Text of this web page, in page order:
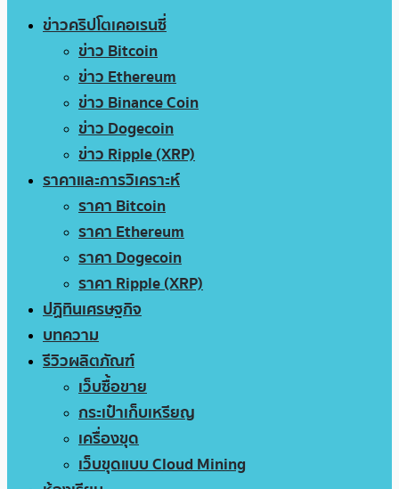
ข่าวคริปโตเคอเรนซี่
ข่าว Bitcoin
ข่าว Ethereum
ข่าว Binance Coin
ข่าว Dogecoin
ข่าว Ripple (XRP)
ราคาและการวิเคราะห์
ราคา Bitcoin
ราคา Ethereum
ราคา Dogecoin
ราคา Ripple (XRP)
ปฏิทินเศรษฐกิจ
บทความ
รีวิวผลิตภัณฑ์
เว็บซื้อขาย
กระเป๋าเก็บเหรียญ
เครื่องขุด
เว็บขุดแบบ Cloud Mining